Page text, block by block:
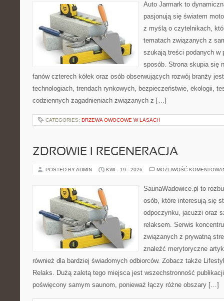
Auto Jarmark to
pasjonują się światem
z myślą o czytelnikach,
tematach związanych z
szukają treści podanych w
sposób. Strona skupia się
fanów czterech kółek oraz osób obserwujących rozwój branży
technologiach, trendach rynkowych, bezpieczeństwie, ekologii,
codziennych zagadnieniach związanych z […]
CATEGORIES: DRZEWA OWOCOWE W LASACH
ZDROWIE I REGENERACJA
POSTED BY ADMIN KWI - 19 - 2026 MOŻLIWOŚĆ
SaunaWadowice.pl to
osób, które interesują się
odpoczynku, jacuzzi oraz
relaksem. Serwis
związanych z prywatną
znaleźć merytoryczne
również dla bardziej świadomych odbiorców. Zobacz także
Relaks. Dużą zaletą tego miejsca jest wszechstronność
poświęcony samym saunom, ponieważ łączy różne obszary […]